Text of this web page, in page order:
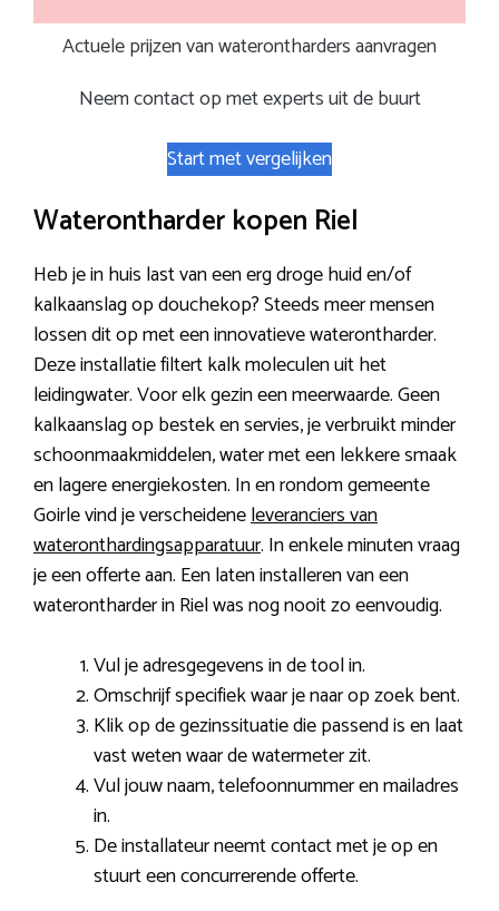
Actuele prijzen van waterontharders aanvragen
Neem contact op met experts uit de buurt
Start met vergelijken
Waterontharder kopen Riel
Heb je in huis last van een erg droge huid en/of
kalkaanslag op douchekop? Steeds meer mensen
lossen dit op met een innovatieve waterontharder.
Deze installatie filtert kalk moleculen uit het
leidingwater. Voor elk gezin een meerwaarde. Geen
kalkaanslag op bestek en servies, je verbruikt minder
schoonmaakmiddelen, water met een lekkere smaak
en lagere energiekosten. In en rondom gemeente
Goirle vind je verscheideneleveranciers van
wateronthardingsapparatuur. In enkele minuten vraag
je een offerte aan. Een laten installeren van een
waterontharder in Riel was nog nooit zo eenvoudig.
Vul je adresgegevens in de tool in.
Omschrijf specifiek waar je naar op zoek bent.
Klik op de gezinssituatie die passend is en laat
vast weten waar de watermeter zit.
Vul jouw naam, telefoonnummer en mailadres
in.
De installateur neemt contact met je op en
stuurt een concurrerende offerte.